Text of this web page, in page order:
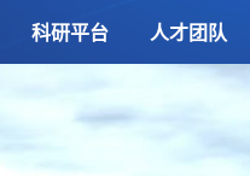
科研平台 人才团队